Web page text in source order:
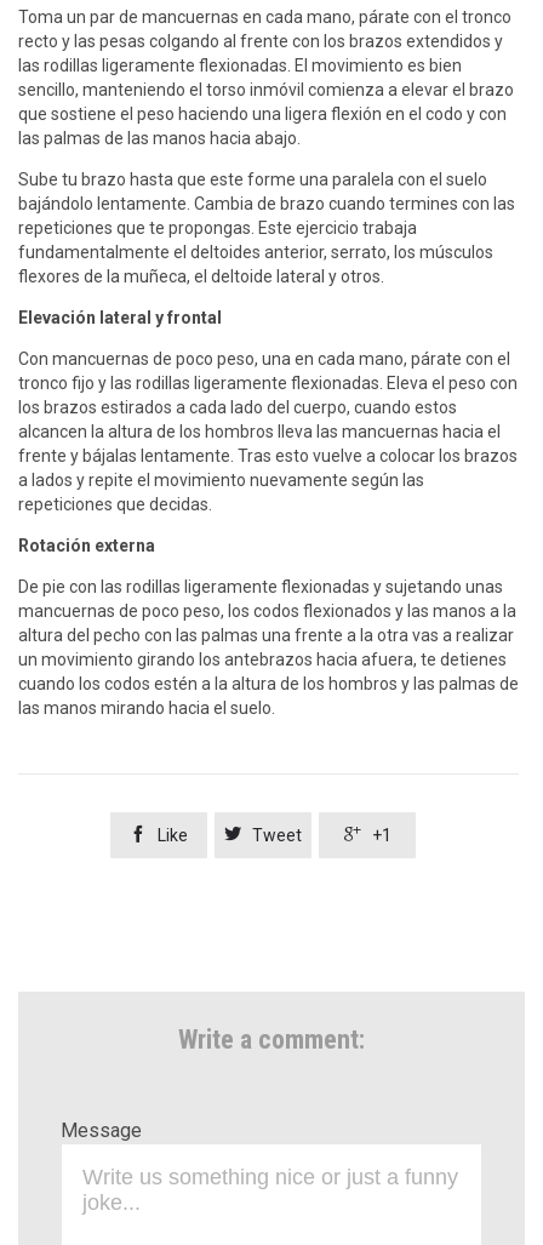
Toma un par de mancuernas en cada mano, párate con el tronco
recto y las pesas colgando al frente con los brazos extendidos y
las rodillas ligeramente flexionadas. El movimiento es bien
sencillo, manteniendo el torso inmóvil comienza a elevar el brazo
que sostiene el peso haciendo una ligera flexión en el codo y con
las palmas de las manos hacia abajo.
Sube tu brazo hasta que este forme una paralela con el suelo
bajándolo lentamente. Cambia de brazo cuando termines con las
repeticiones que te propongas. Este ejercicio trabaja
fundamentalmente el deltoides anterior, serrato, los músculos
flexores de la muñeca, el deltoide lateral y otros.
Elevación lateral y frontal
Con mancuernas de poco peso, una en cada mano, párate con el
tronco fijo y las rodillas ligeramente flexionadas. Eleva el peso con
los brazos estirados a cada lado del cuerpo, cuando estos
alcancen la altura de los hombros lleva las mancuernas hacia el
frente y bájalas lentamente. Tras esto vuelve a colocar los brazos
a lados y repite el movimiento nuevamente según las
repeticiones que decidas.
Rotación externa
De pie con las rodillas ligeramente flexionadas y sujetando unas
mancuernas de poco peso, los codos flexionados y las manos a la
altura del pecho con las palmas una frente a la otra vas a realizar
un movimiento girando los antebrazos hacia afuera, te detienes
cuando los codos estén a la altura de los hombros y las palmas de
las manos mirando hacia el suelo.
 Like  Tweet  +1
Write a comment:
Message